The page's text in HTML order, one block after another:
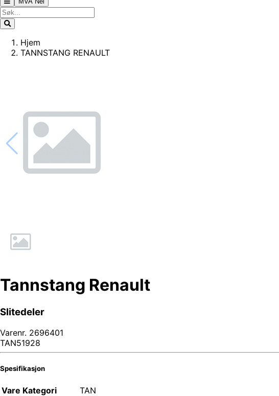
Hjem
TANNSTANG RENAULT
Tannstang Renault
Slitedeler
Varenr. 2696401
TAN51928
Spesifikasjon
Vare Kategori
TAN